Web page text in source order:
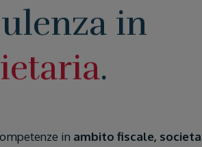
in
.
in ambito fiscale,